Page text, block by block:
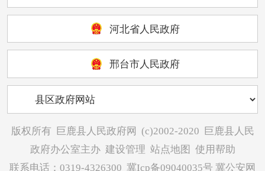
河北省人民政府
邢台市人民政府
版权所有 巨鹿县人民政府网 (c)2002-2020
巨鹿县人民
政府办公室主办 建设管理 站点地图 使用帮助
联系电话：0319-4326300 冀Icp备09040035号 冀公安网